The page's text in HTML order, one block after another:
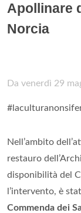
Apollinare
Norcia
Da venerdì 29
Nell’ambito
restauro
disponibilità del
l’intervento, è
Commenda dei